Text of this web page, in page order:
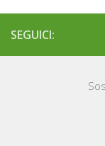
SEGUICI: